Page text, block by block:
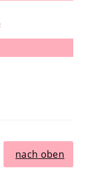
nach oben